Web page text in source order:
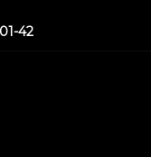
42